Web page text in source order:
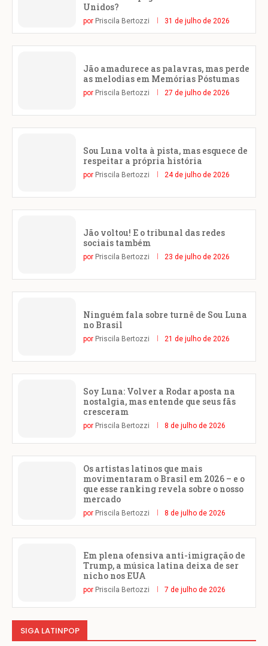
Unidos?
por Priscila Bertozzi 31 de julho de 2026
Jão amadurece as palavras, mas perde
as melodias em Memórias Póstumas
por Priscila Bertozzi 27 de julho de 2026
Sou Luna volta à pista, mas esquece de
respeitar a própria história
por Priscila Bertozzi 24 de julho de 2026
Jão voltou! E o tribunal das redes
sociais também
por Priscila Bertozzi 23 de julho de 2026
Ninguém fala sobre turnê de Sou Luna
no Brasil
por Priscila Bertozzi 21 de julho de 2026
Soy Luna: Volver a Rodar aposta na
nostalgia, mas entende que seus fãs
cresceram
por Priscila Bertozzi 8 de julho de 2026
Os artistas latinos que mais
movimentaram o Brasil em 2026 – e o
que esse ranking revela sobre o nosso
mercado
por Priscila Bertozzi 8 de julho de 2026
Em plena ofensiva anti-imigração de
Trump, a música latina deixa de ser
nicho nos EUA
por Priscila Bertozzi 7 de julho de 2026
SIGA LATINPOP